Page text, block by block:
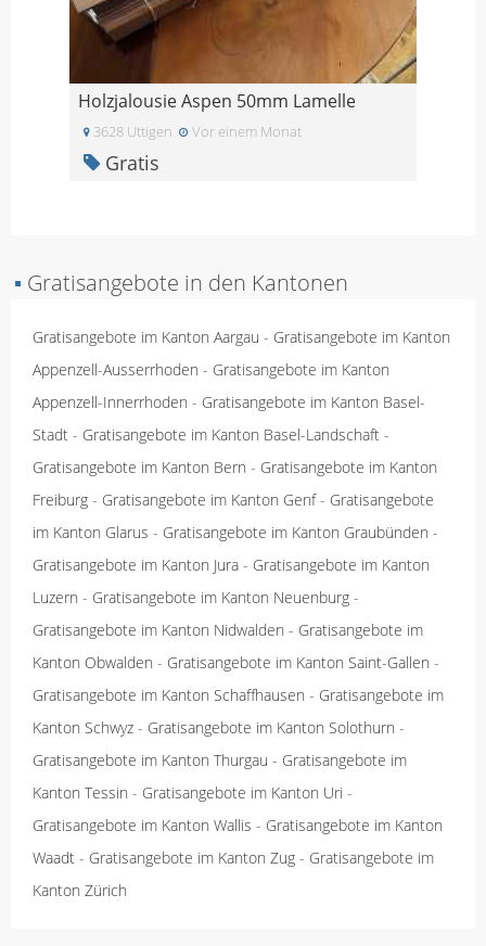
Holzjalousie Aspen 50mm Lamelle
3628 Uttigen Vor einem Monat
Gratis
▪ Gratisangebote in den Kantonen
Gratisangebote im Kanton Aargau - Gratisangebote im Kanton
Appenzell-Ausserrhoden - Gratisangebote im Kanton
Appenzell-Innerrhoden - Gratisangebote im Kanton Basel-
Stadt - Gratisangebote im Kanton Basel-Landschaft -
Gratisangebote im Kanton Bern - Gratisangebote im Kanton
Freiburg - Gratisangebote im Kanton Genf- Gratisangebote
im Kanton Glarus - Gratisangebote im Kanton Graubünden -
Gratisangebote im Kanton Jura - Gratisangebote im Kanton
Luzern - Gratisangebote im Kanton Neuenburg -
Gratisangebote im Kanton Nidwalden - Gratisangebote im
Kanton Obwalden - Gratisangebote im Kanton Saint-Gallen -
Gratisangebote im Kanton Schaffhausen - Gratisangebote im
Kanton Schwyz - Gratisangebote im Kanton Solothurn -
Gratisangebote im Kanton Thurgau - Gratisangebote im
Kanton Tessin - Gratisangebote im Kanton Uri -
Gratisangebote im Kanton Wallis - Gratisangebote im Kanton
Waadt - Gratisangebote im Kanton Zug - Gratisangebote im
Kanton Zürich